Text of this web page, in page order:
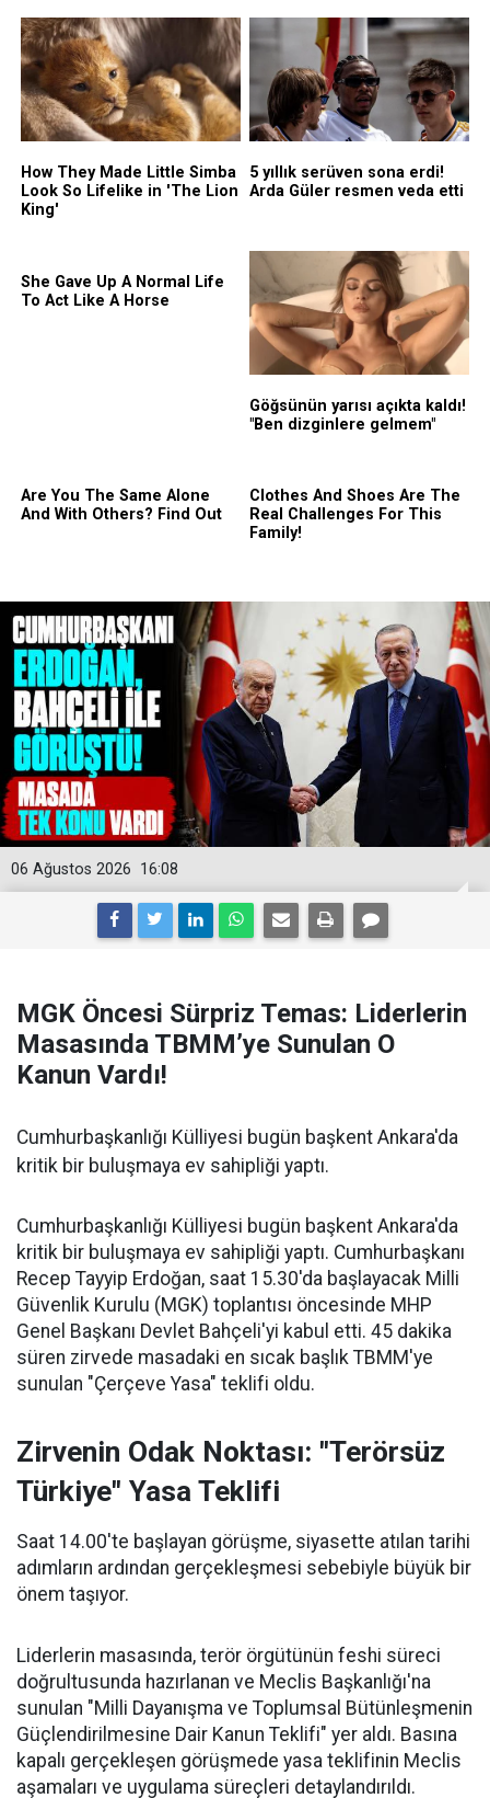
16:08
06 Ağustos 2026
MGK Öncesi Sürpriz Temas: Liderlerin
Masasında TBMM’ye Sunulan O
Kanun Vardı!
Cumhurbaşkanlığı Külliyesi bugün başkent Ankara'da
kritik bir buluşmaya ev sahipliği yaptı.
Cumhurbaşkanlığı Külliyesi bugün başkent Ankara'da
kritik bir buluşmaya ev sahipliği yaptı. Cumhurbaşkanı
Recep Tayyip Erdoğan, saat 15.30'da başlayacak Milli
Güvenlik Kurulu (MGK) toplantısı öncesinde MHP
Genel Başkanı Devlet Bahçeli'yi kabul etti. 45 dakika
süren zirvede masadaki en sıcak başlık TBMM'ye
sunulan "Çerçeve Yasa" teklifi oldu.
Zirvenin Odak Noktası: "Terörsüz
Türkiye" Yasa Teklifi
Saat 14.00'te başlayan görüşme, siyasette atılan tarihi
adımların ardından gerçekleşmesi sebebiyle büyük bir
önem taşıyor.
Liderlerin masasında, terör örgütünün feshi süreci
doğrultusunda hazırlanan ve Meclis Başkanlığı'na
sunulan "Milli Dayanışma ve Toplumsal Bütünleşmenin
Güçlendirilmesine Dair Kanun Teklifi" yer aldı. Basına
kapalı gerçekleşen görüşmede yasa teklifinin Meclis
aşamaları ve uygulama süreçleri detaylandırıldı.